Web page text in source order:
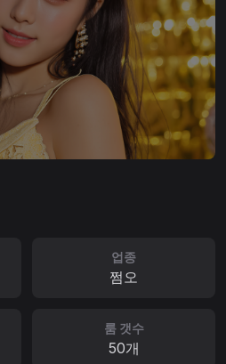
업종
쩜오
룸 갯수
50개